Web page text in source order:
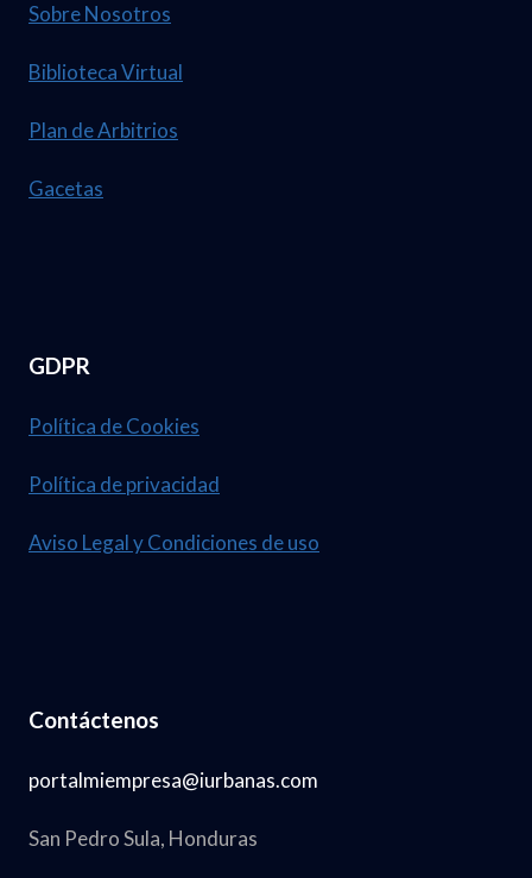
Sobre Nosotros
Biblioteca Virtual
Plan de Arbitrios
Gacetas
GDPR
Política de Cookies
Política de privacidad
Aviso Legal y Condiciones de uso
Contáctenos
portalmiempresa@iurbanas.com
San Pedro Sula, Honduras